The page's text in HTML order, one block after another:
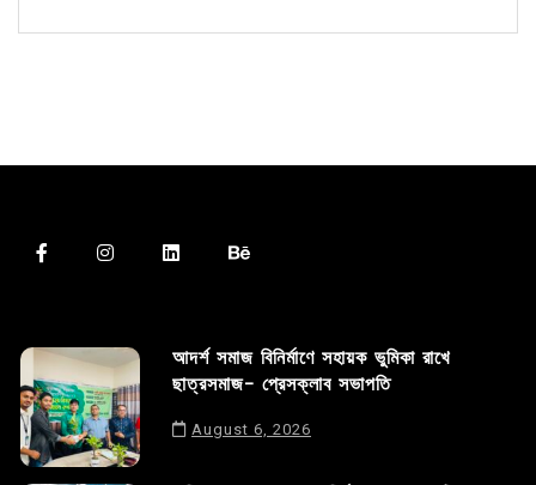
আদর্শ সমাজ বিনির্মাণে সহায়ক ভুমিকা রাখে
ছাত্রসমাজ- প্রেসক্লাব সভাপতি
August 6, 2026